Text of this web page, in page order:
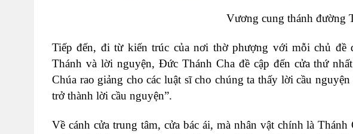
Vương cung thánh đường
Tiếp đến, đi từ kiến trúc của nơi thờ phượng với mỗi chủ đề
Thánh và lời nguyện, Đức Thánh Cha đề cập đến cửa thứ
Chúa rao giảng cho các luật sĩ cho chúng ta thấy lời cầu
trở thành lời cầu nguyện”.
Về cánh cửa trung tâm, cửa bác ái, mà nhân vật chính là